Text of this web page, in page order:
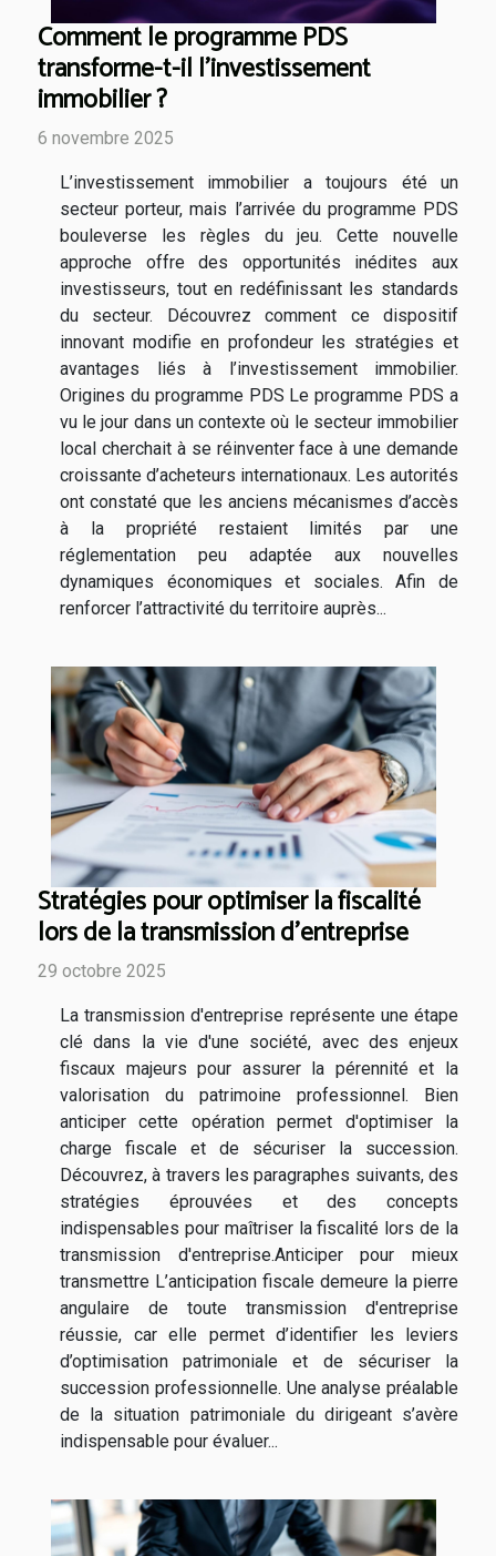
Comment le programme PDS
transforme-t-il l'investissement
immobilier ?
6 novembre 2025
L’investissement immobilier a toujours été un
secteur porteur, mais l’arrivée du programme PDS
bouleverse les règles du jeu. Cette nouvelle
approche offre des opportunités inédites aux
investisseurs, tout en redéfinissant les standards
du secteur. Découvrez comment ce dispositif
innovant modifie en profondeur les stratégies et
avantages liés à l’investissement immobilier.
Origines du programme PDS Le programme PDS a
vu le jour dans un contexte où le secteur immobilier
local cherchait à se réinventer face à une demande
croissante d’acheteurs internationaux. Les autorités
ont constaté que les anciens mécanismes d’accès
à la propriété restaient limités par une
réglementation peu adaptée aux nouvelles
dynamiques économiques et sociales. Afin de
renforcer l’attractivité du territoire auprès...
Stratégies pour optimiser la fiscalité
lors de la transmission d'entreprise
29 octobre 2025
La transmission d'entreprise représente une étape
clé dans la vie d'une société, avec des enjeux
fiscaux majeurs pour assurer la pérennité et la
valorisation du patrimoine professionnel. Bien
anticiper cette opération permet d'optimiser la
charge fiscale et de sécuriser la succession.
Découvrez, à travers les paragraphes suivants, des
stratégies éprouvées et des concepts
indispensables pour maîtriser la fiscalité lors de la
transmission d'entreprise.Anticiper pour mieux
transmettre L’anticipation fiscale demeure la pierre
angulaire de toute transmission d'entreprise
réussie, car elle permet d’identifier les leviers
d’optimisation patrimoniale et de sécuriser la
succession professionnelle. Une analyse préalable
de la situation patrimoniale du dirigeant s’avère
indispensable pour évaluer...